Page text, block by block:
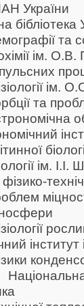
України
бібліотека
та
ім.
ім.
та
ім.